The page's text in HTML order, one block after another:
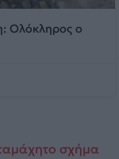
Ολόκληρος ο